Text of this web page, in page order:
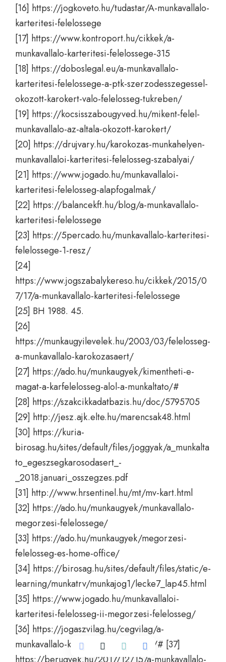
[16] https://jogkoveto.hu/tudastar/A-munkavallalo-
karteritesi-felelossege
[17] https://www.kontroport.hu/cikkek/a-
munkavallalo-karteritesi-felelossege-315
[18] https://doboslegal.eu/a-munkavallalo-
karteritesi-felelossege-a-ptk-szerzodesszegessel-
okozott-karokert-valo-felelosseg-tukreben/
[19] https://kocsisszabougyved.hu/mikent-felel-
munkavallalo-az-altala-okozott-karokert/
[20] https://drujvary.hu/karokozas-munkahelyen-
munkavallaloi-karteritesi-felelosseg-szabalyai/
[21] https://www.jogado.hu/munkavallaloi-
karteritesi-felelosseg-alapfogalmak/
[22] https://balancekft.hu/blog/a-munkavallalo-
karteritesi-felelossege
[23] https://5percado.hu/munkavallalo-karteritesi-
felelossege-1-resz/
[24]
https://www.jogszabalykereso.hu/cikkek/2015/0
7/17/a-munkavallalo-karteritesi-felelossege
[25] BH 1988. 45.
[26]
https://munkaugyilevelek.hu/2003/03/felelosseg-
a-munkavallalo-karokozasaert/
[27] https://ado.hu/munkaugyek/kimentheti-e-
magat-a-karfelelosseg-alol-a-munkaltato/#
[28] https://szakcikkadatbazis.hu/doc/5795705
[29] http://jesz.ajk.elte.hu/marencsak48.html
[30] https://kuria-
birosag.hu/sites/default/files/joggyak/a_munkalta
to_egeszsegkarosodasert_-
_2018.januari_osszegzes.pdf
[31] http://www.hrsentinel.hu/mt/mv-kart.html
[32] https://ado.hu/munkaugyek/munkavallalo-
megorzesi-felelossege/
[33] https://ado.hu/munkaugyek/megorzesi-
felelosseg-es-home-office/
[34] https://birosag.hu/sites/default/files/static/e-
learning/munkatrv/munkajog1/lecke7_lap45.html
[35] https://www.jogado.hu/munkavallaloi-
karteritesi-felelosseg-ii-megorzesi-felelosseg/
[36] https://jogaszvilag.hu/cegvilag/a-
munkavallalo-karteritesi-felelossege/# [37]
https://berugyek.hu/2017/12/15/a-munkavallalo-